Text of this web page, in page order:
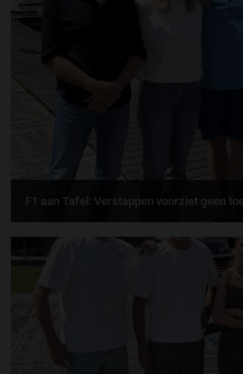
F1 aan Tafel: Verstappen voorziet geen